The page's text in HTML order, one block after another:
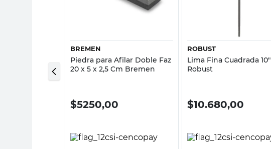
Vista rápida
BREMEN
Piedra para Afilar Doble Faz
20 x 5 x 2,5 Cm Bremen
$5250,00
ROBUST
Lima Fina Cuadrada 10"
Robust
$10.680,00